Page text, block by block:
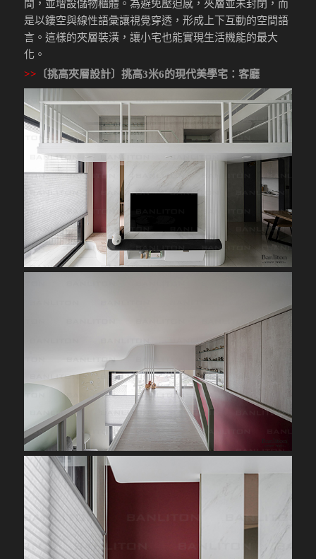
間，並增設儲物櫃體。為避免壓迫感，夾層並未封閉，而
是以鏤空與線性語彙讓視覺穿透，形成上下互動的空間語
言。這樣的夾層裝潢，讓小宅也能實現生活機能的最大
化。
>> 〔挑高夾層設計〕挑高3米6的現代美學宅 ：客廳